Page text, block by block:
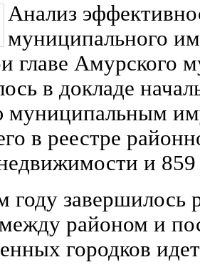
Анализ
муниципального
главе Амурского
в докладе
муниципальным
в реестре
и
завершилось
районом и
городков